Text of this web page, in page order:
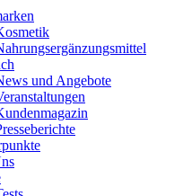
und Angebote